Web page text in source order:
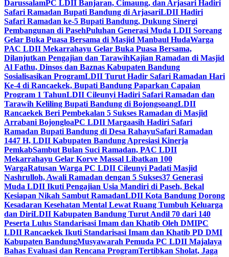
DarussalamPC LDII Banjaran, Cimaung, dan Arjasari Hadiri
Safari Ramadan Bupati Bandung di ArjasariLDII Hadiri
Safari Ramadan ke-5 Bupati Bandung, Dukung Sinergi
Pembangunan di PasehPuluhan Generasi Muda LDII Soreang
Gelar Buka Puasa Bersama di Masjid Manbaul HudaWarga
PAC LDII Mekarrahayu Gelar Buka Puasa Bersama,
Dilanjutkan Pengajian dan TarawihKajian Ramadan di Masjid
Al Fathu, Dinsos dan Baznas Kabupaten Bandung
Sosialisasikan ProgramLDII Turut Hadir Safari Ramadan Hari
Ke-4 di Rancaekek, Bupati Bandung Paparkan Capaian
Program 1 TahunLDII Cileunyi Hadiri Safari Ramadan dan
Tarawih Keliling Bupati Bandung di BojongsoangLDII
Rancaekek Beri Pembekalan 5 Sukses Ramadan di Masjid
Arrabani BojongloaPC LDII Margaasih Hadiri Safari
Ramadan Bupati Bandung di Desa RahayuSafari Ramadan
1447 H, LDII Kabupaten Bandung Apresiasi Kinerja
PemkabSambut Bulan Suci Ramadan, PAC LDII
Mekarrahayu Gelar Korve Massal Libatkan 100
WargaRatusan Warga PC LDII Cileunyi Padati Masjid
Nashrulloh, Awali Ramadan dengan 5 Sukses37 Generasi
Muda LDII Ikuti Pengajian Usia Mandiri di Paseh, Bekal
Kesiapan Nikah Sambut RamadanLDII Kota Bandung Dorong
Kesadaran Kesehatan Mental Lewat Ruang Tumbuh Keluarga
dan DiriLDII Kabupaten Bandung Turut Andil 70 dari 140
Peserta Lulus Standarisasi Imam dan Khatib Oleh DMIPC
LDII Rancaekek Ikuti Standarisasi Imam dan Khatib PD DMI
Kabupaten BandungMusyawarah Pemuda PC LDII Majalaya
Bahas Evaluasi dan Rencana ProgramTertibkan Sholat, Jaga